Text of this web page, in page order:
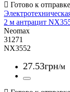
2 м антрацит
Neomax
31271
NX3552
27.53грн/м